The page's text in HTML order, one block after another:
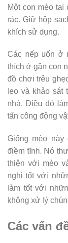
Một con mèo tai
rác. Giữ hộp
khích sử dụng.
Các nếp uốn ở
thích ở gần con
đồ chơi trêu
leo và khảo sát
nhà. Điều đó
tấn công động
Giống mèo
điềm tĩnh. Nó
thiện với mèo
nghi tốt với
làm tốt với
không xử lý
Các vấn